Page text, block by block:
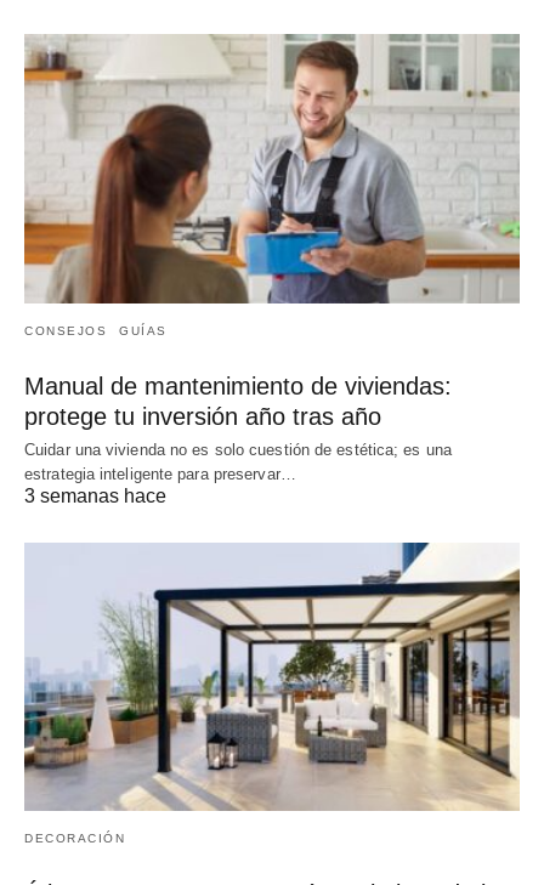
CONSEJOS GUÍAS
Manual de mantenimiento de viviendas:
protege tu inversión año tras año
Cuidar una vivienda no es solo cuestión de estética; es una
estrategia inteligente para preservar…
3 semanas hace
DECORACIÓN